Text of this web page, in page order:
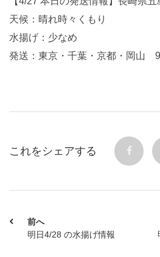
天候：晴れ時々くもり
水揚げ：少なめ
発送：東京・千葉・京都・岡山
これをシェアする
前へ
明日4/28 の水揚げ情報